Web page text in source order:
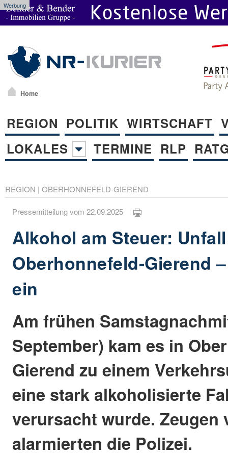
Werbung
Home
REGION POLITIK WIRTSCHAFT
LOKALES
TERMINE RLP
REGION | OBERHONNEFELD-GIEREND
Pressemitteilung vom 22.09.2025
Alkohol am Steuer:
Oberhonnefeld-Gierend
ein
Am frühen
September) kam es in
Gierend zu einem
eine stark alkoholisierte
verursacht wurde. Zeugen
alarmierten die Polizei.